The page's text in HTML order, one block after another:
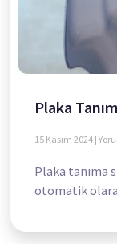
Plaka
15 Kasım 2024
Plaka tanıma
otomatik